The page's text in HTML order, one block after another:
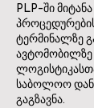
PLP-ში
ტერმინალზე
ავტომობილზე
საბოლოო
გაგზავნა.